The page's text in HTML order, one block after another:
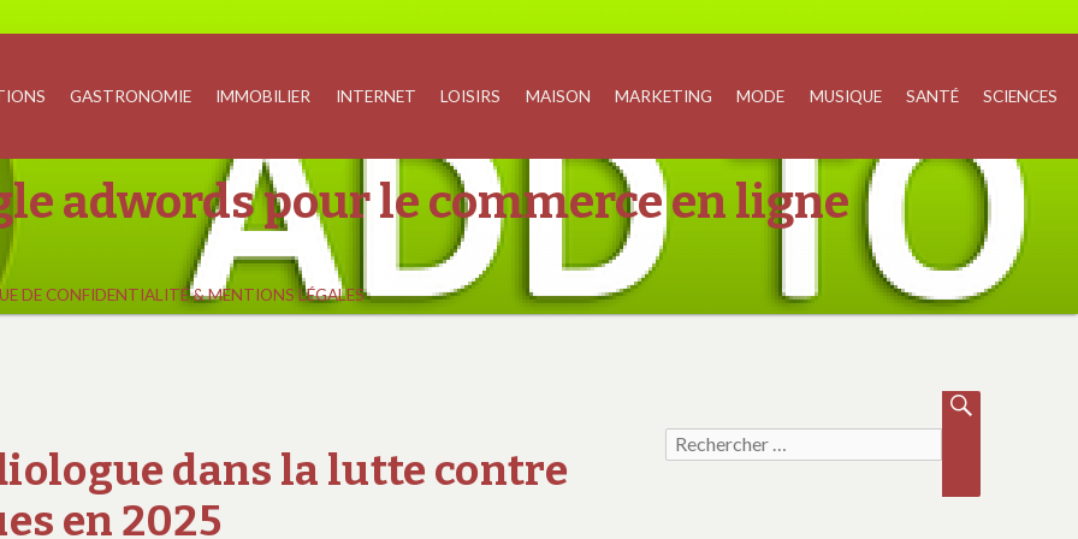
GASTRONOMIE IMMOBILIER INTERNET LOISIRS MAISON MARKETING MODE MUSIQUE SANTÉ SCIENCES
adwords pour le commerce en ligne
DE CONFIDENTIALITÉ & MENTIONS LÉGALES
dans la lutte contre
en 2025
REC